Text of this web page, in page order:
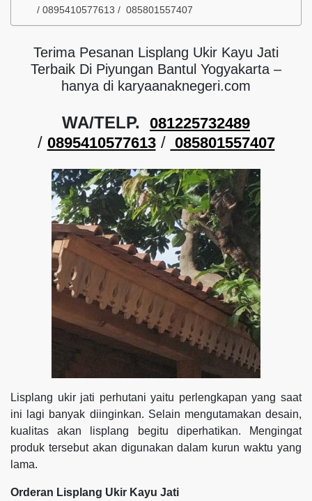
/ 0895410577613 / 085801557407
Terima Pesanan Lisplang Ukir Kayu Jati
Terbaik Di Piyungan Bantul Yogyakarta –
hanya di karyaanaknegeri.com
WA/TELP. 081225732489
/ 0895410577613/ 085801557407
Lisplang ukir jati perhutani yaitu perlengkapan yang saat
ini lagi banyak diinginkan. Selain mengutamakan desain,
kualitas akan lisplang begitu diperhatikan. Mengingat
produk tersebut akan digunakan dalam kurun waktu yang
lama.
Orderan Lisplang Ukir Kayu Jati